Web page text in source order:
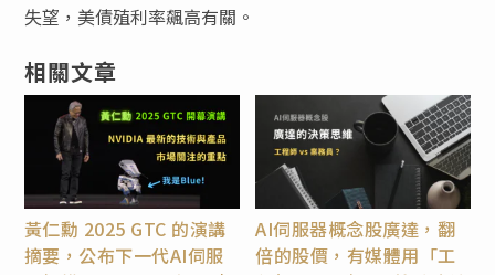
失望，美債殖利率飆高有關。
相關文章
黃仁勳 2025 GTC 的演講
摘要，公布下一代AI伺服
AI伺服器概念股廣達，翻
倍的股價，有媒體用「工